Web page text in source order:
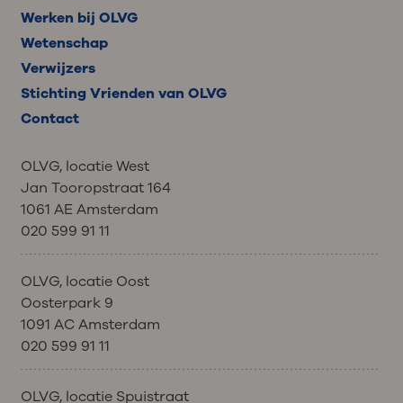
Werken bij OLVG
Wetenschap
Verwijzers
Stichting Vrienden van OLVG
Contact
OLVG, locatie West
Jan Tooropstraat 164
1061 AE Amsterdam
020 599 91 11
OLVG, locatie Oost
Oosterpark 9
1091 AC Amsterdam
020 599 91 11
OLVG, locatie Spuistraat